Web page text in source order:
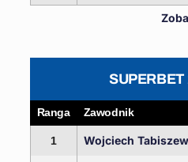
Ranga Zawodnik
1 Wojciech